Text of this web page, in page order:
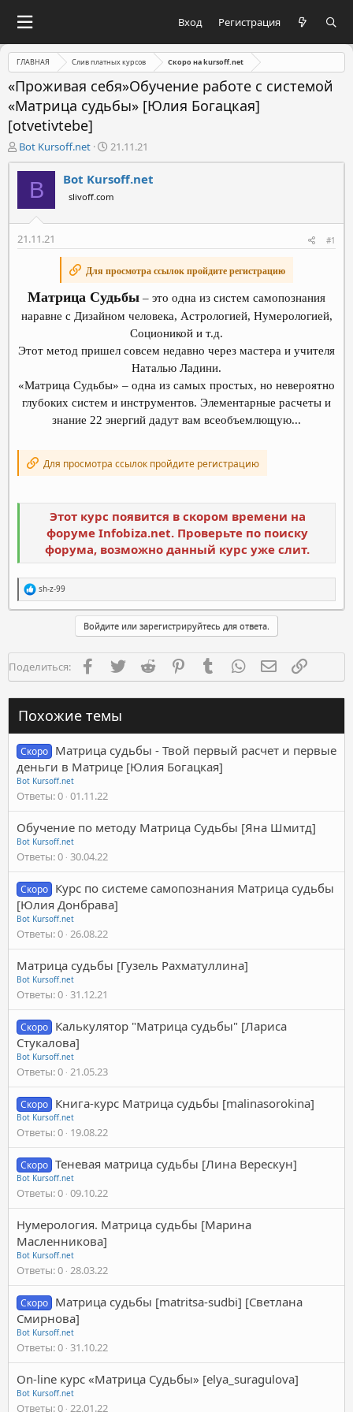
Вход Регистрация
ГЛАВНАЯ Слив платных курсов Скоро на kursoff.net
«Проживая себя»Обучение работе с системой
«Матрица судьбы» [Юлия Богацкая]
[otvetivtebe]
А
в
т
м
Bot Kursoff.net
Д
а
т
а
н
а
а
21.11.21
B Bot Kursoff.net
slivoff.com
21.11.21 #1
Для просмотра ссылок пройдите регистрацию
Матрица Судьбы – это одна из систем самопознания
наравне с Дизайном человека, Астрологией, Нумерологией,
Соционикой и т.д.
Этот метод пришел совсем недавно через мастера и учителя
Наталью Ладини.
«Матрица Судьбы» – одна из самых простых, но невероятно
глубоких систем и инструментов. Элементарные расчеты и
знание 22 энергий дадут вам всеобъемлющую...
Для просмотра ссылок пройдите регистрацию
Этот курс появится в скором времени на
форуме Infobiza.net. Проверьте по поиску
форума, возможно данный курс уже слит.
Р
е
а
и
:
sh-z-99
Войдите или зарегистрируйтесь для ответа.
Поделиться: FacebookTwitter Reddit PinterestTumblr WhatsAppЭлектронная
Похожие темы
Скоро Матрица судьбы - Твой первый расчет и первые
деньги в Матрице [Юлия Богацкая]
Bot Kursoff.net
Ответы 0 01.11.22
Обучение по методу Матрица Судьбы [Яна Шмитд]
Bot Kursoff.net
Ответы 0 30.04.22
Скоро Курс по системе самопознания Матрица судьбы
[Юлия Донбрава]
Bot Kursoff.net
Ответы 0 26.08.22
Матрица судьбы [Гузель Рахматуллина]
Bot Kursoff.net
Ответы 0 31.12.21
Скоро Калькулятор "Матрица судьбы" [Лариса
Стукалова]
Bot Kursoff.net
Ответы 0 21.05.23
Скоро Книга-курс Матрица судьбы [malinasorokina]
Bot Kursoff.net
Ответы 0 19.08.22
Скоро Теневая матрица судьбы [Лина Верескун]
Bot Kursoff.net
Ответы 0 09.10.22
Нумерология. Матрица судьбы [Марина
Масленникова]
Bot Kursoff.net
Ответы 0 28.03.22
Скоро Матрица судьбы [matritsa-sudbi] [Светлана
Смирнова]
Bot Kursoff.net
Ответы 0 31.10.22
On-line курс «Матрица Судьбы» [elya_suragulova]
Bot Kursoff.net
Ответы 0 22.01.22